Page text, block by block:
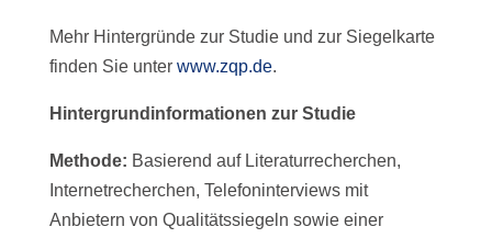
Mehr Hintergründe zur Studie und zur Siegelkarte
finden Sie unter www.zqp.de.
Hintergrundinformationen zur Studie
Methode: Basierend auf Literaturrecherchen,
Internetrecherchen, Telefoninterviews mit
Anbietern von Qualitätssiegeln sowie einer